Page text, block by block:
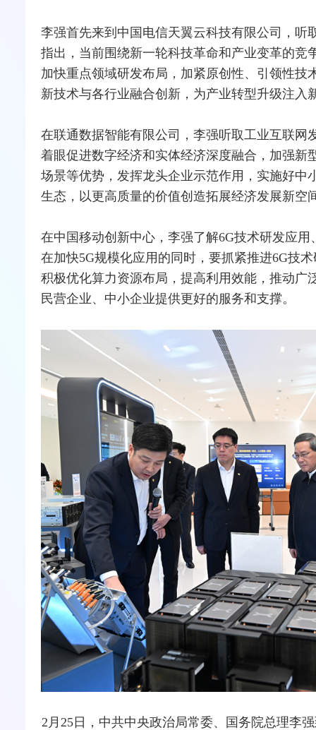
李强首先来到中国电信天翼云科技有限公司，听
指出，当前围绕新一轮科技革命和产业变革的竞
加快重点领域研发布局，加紧原创性、引领性
新技术与各行业融合创新，为产业转型升级注入
在联通数据智能有限公司，李强听取工业互联网
着眼促进数字经济和实体经济深度融合，加强新
场景等优势，发挥龙头企业示范作用，实施好中
生态，以更高质量的价值创造拓展经济发展新空
在中国移动创新中心，李强了解6G技术研发应用
在加快5G规模化应用的同时，要抓紧推进6G技
积极优化算力资源布局，提高利用效能，推动广
民营企业、中小企业提供更好的服务和支撑。
2月25日，中共中央政治局常委、国务院总理李